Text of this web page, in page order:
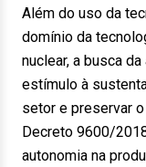
Além do uso da
domínio da
nuclear, a busca
estímulo à
setor e preservar
Decreto 9600/
autonomia na